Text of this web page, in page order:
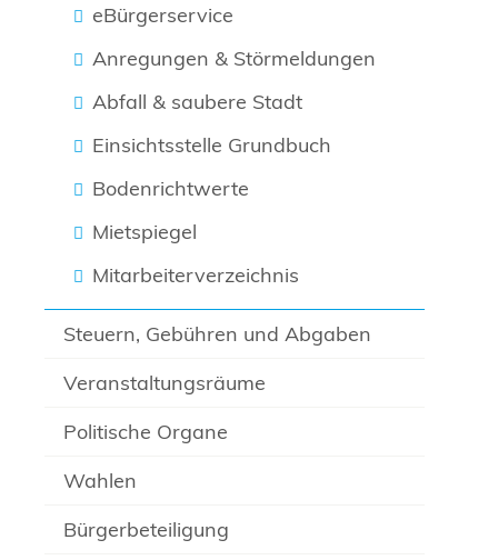
eBürgerservice
Anregungen & Störmeldungen
Abfall & saubere Stadt
Einsichtsstelle Grundbuch
Bodenrichtwerte
Mietspiegel
Mitarbeiterverzeichnis
Steuern, Gebühren und Abgaben
Veranstaltungsräume
Politische Organe
Wahlen
Bürgerbeteiligung